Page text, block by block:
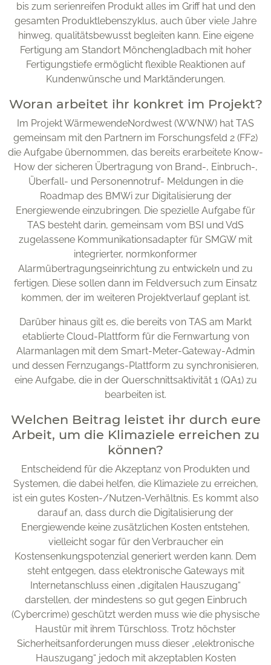
bis zum serienreifen Produkt alles im Griff hat und den
gesamten Produktlebenszyklus, auch über viele Jahre
hinweg, qualitätsbewusst begleiten kann. Eine eigene
Fertigung am Standort Mönchengladbach mit hoher
Fertigungstiefe ermöglicht flexible Reaktionen auf
Kundenwünsche und Marktänderungen.
Woran arbeitet ihr konkret im Projekt?
Im Projekt WärmewendeNordwest (WWNW) hat TAS
gemeinsam mit den Partnern im Forschungsfeld 2 (FF2)
die Aufgabe übernommen, das bereits erarbeitete Know-
How der sicheren Übertragung von Brand-, Einbruch-,
Überfall- und Personennotruf- Meldungen in die
Roadmap des BMWi zur Digitalisierung der
Energiewende einzubringen. Die spezielle Aufgabe für
TAS besteht darin, gemeinsam vom BSI und VdS
zugelassene Kommunikationsadapter für SMGW mit
integrierter, normkonformer
Alarmübertragungseinrichtung zu entwickeln und zu
fertigen. Diese sollen dann im Feldversuch zum Einsatz
kommen, der im weiteren Projektverlauf geplant ist.
Darüber hinaus gilt es, die bereits von TAS am Markt
etablierte Cloud-Plattform für die Fernwartung von
Alarmanlagen mit dem Smart-Meter-Gateway-Admin
und dessen Fernzugangs-Plattform zu synchronisieren,
eine Aufgabe, die in der Querschnittsaktivität 1 (QA1) zu
bearbeiten ist.
Welchen Beitrag leistet ihr durch eure
Arbeit, um die Klimaziele erreichen zu
können?
Entscheidend für die Akzeptanz von Produkten und
Systemen, die dabei helfen, die Klimaziele zu erreichen,
ist ein gutes Kosten-/Nutzen-Verhältnis. Es kommt also
darauf an, dass durch die Digitalisierung der
Energiewende keine zusätzlichen Kosten entstehen,
vielleicht sogar für den Verbraucher ein
Kostensenkungspotenzial generiert werden kann. Dem
steht entgegen, dass elektronische Gateways mit
Internetanschluss einen „digitalen Hauszugang“
darstellen, der mindestens so gut gegen Einbruch
(Cybercrime) geschützt werden muss wie die physische
Haustür mit ihrem Türschloss. Trotz höchster
Sicherheitsanforderungen muss dieser „elektronische
Hauszugang“ jedoch mit akzeptablen Kosten